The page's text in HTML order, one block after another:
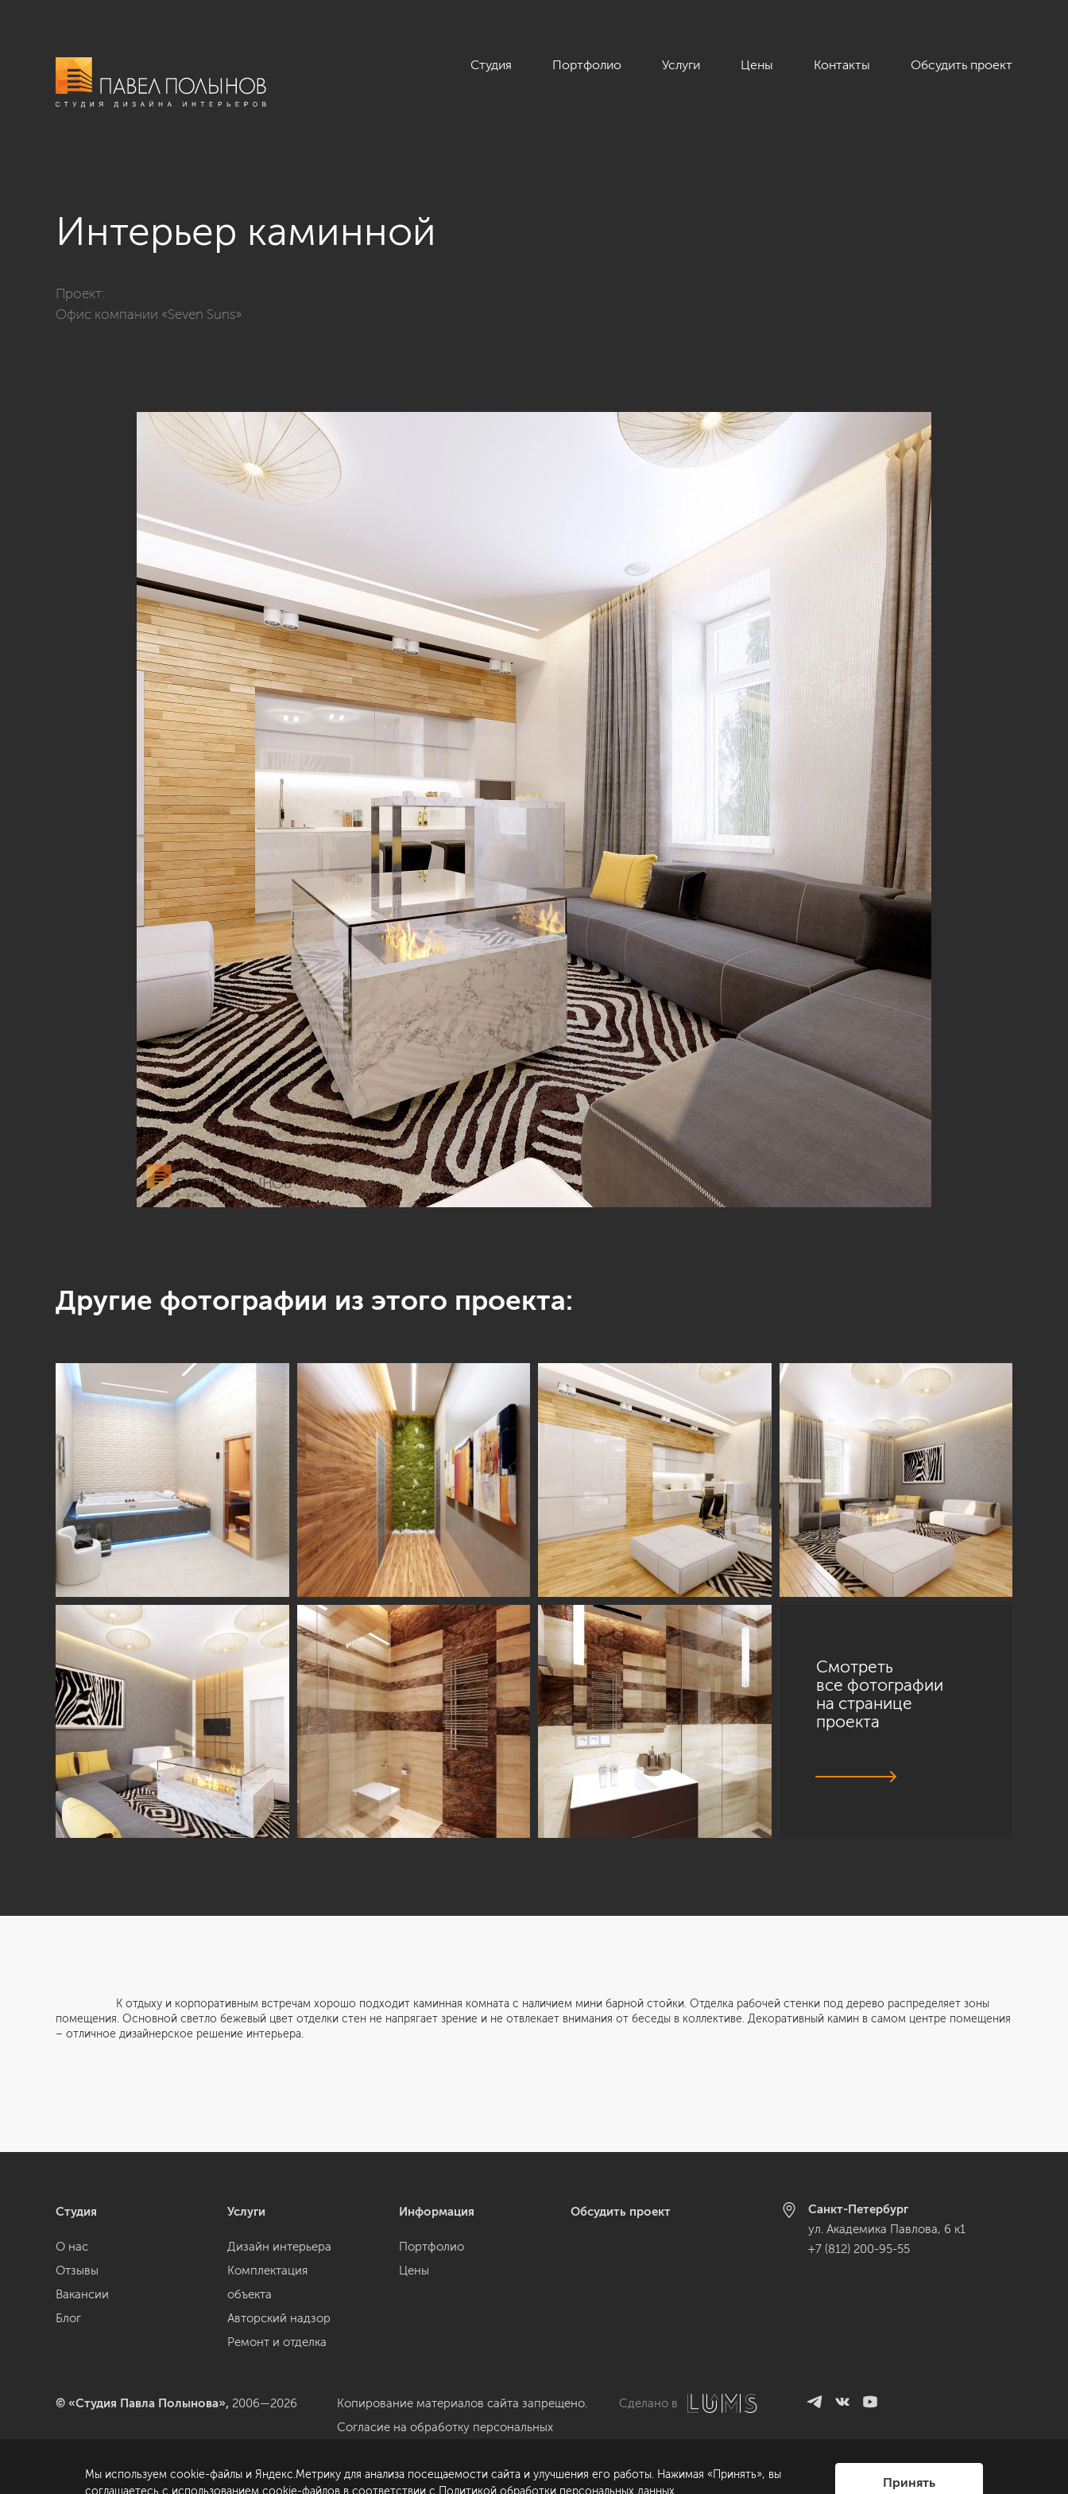
Студия Портфолио Услуги Цены Контакты Обсудить проект
Интерьер каминной
Проект:
Офис компании «Seven Suns»
Другие фотографии из этого проекта:
Смотреть
все фотографии
на странице
проекта
К отдыху и корпоративным встречам хорошо подходит каминная комната с наличием мини барной стойки. Отделка рабочей стенки под дерево распределяет зоны
помещения. Основной светло бежевый цвет отделки стен не напрягает зрение и не отвлекает внимания от беседы в коллективе. Декоративный камин в самом центре помещения
– отличное дизайнерское решение интерьера.
Студия
О нас
Отзывы
Вакансии
Блог
Услуги
Дизайн интерьера
Комплектация
объекта
Авторский надзор
Ремонт и отделка
Информация
Портфолио
Цены
Обсудить проект
Санкт-Петербург
ул. Академика Павлова, 6 к1
+7 (812) 200-95-55
© «Студия Павла Полынова», 2006—2026
Копирование материалов сайта запрещено.
Согласие на обработку персональных
Политика обработки персональных данных
Сделано в
Мы используем cookie-файлы и Яндекс.Метрику для анализа посещаемости сайта и улучшения его работы. Нажимая «Принять», вы
соглашаетесь с использованием cookie-файлов в соответствии с Политикой обработки персональных данных
Принять